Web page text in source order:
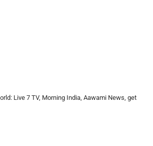
Live 7 TV, Morning India, Aawami News, get